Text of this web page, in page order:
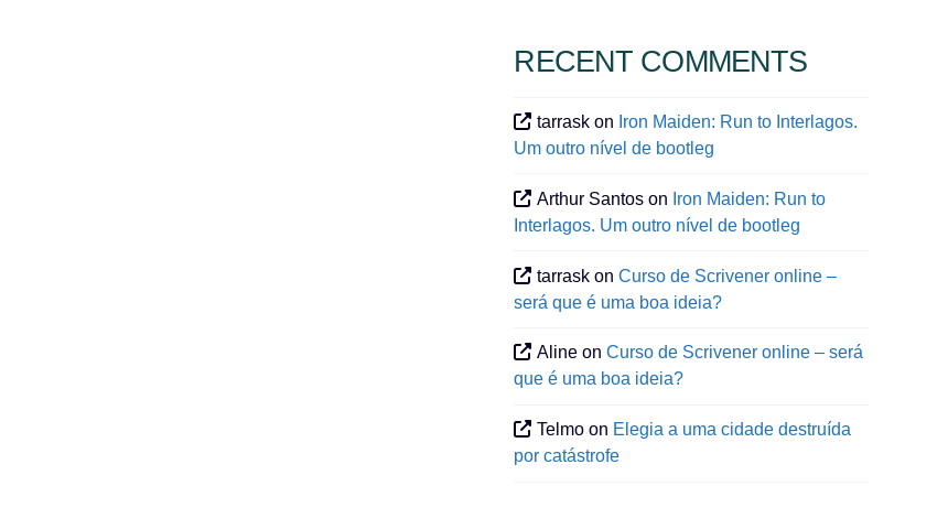
RECENT COMMENTS
tarrask on Iron Maiden: Run to Interlagos.
Um outro nível de bootleg
Arthur Santos on Iron Maiden: Run to
Interlagos. Um outro nível de bootleg
tarrask onCurso de Scrivener online –
será que é uma boa ideia?
Aline onCurso de Scrivener online – será
que é uma boa ideia?
Telmo on Elegia a uma cidade destruída
por catástrofe